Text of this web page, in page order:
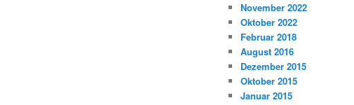
November 2022
Oktober 2022
Februar 2018
August 2016
Dezember 2015
Oktober 2015
Januar 2015